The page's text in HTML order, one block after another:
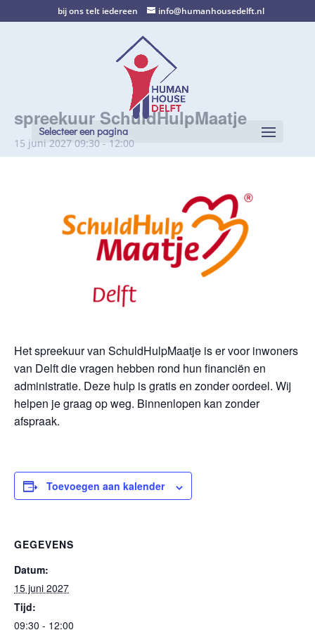
bij ons telt iedereen info@humanhousedelft.nl
Selecteer een pagina
spreekuur SchuldHulpMaatje
15 juni 2027 09:30 - 12:00
Het spreekuur van SchuldHulpMaatje is er voor inwoners
van Delft die vragen hebben rond hun financiën en
administratie. Deze hulp is gratis en zonder oordeel. Wij
helpen je graag op weg. Binnenlopen kan zonder
afspraak.
Toevoegen aan kalender
GEGEVENS
Datum:
15 juni 2027
Tijd:
09:30 - 12:00